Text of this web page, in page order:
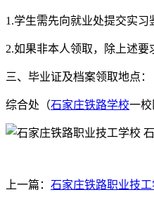
1.学生需先向就业处提交实习
2.如果非本人领取，除上述要
三、毕业证及档案领取地点：
综合处（石家庄铁路学校一校
上一篇： 石家庄铁路职业技